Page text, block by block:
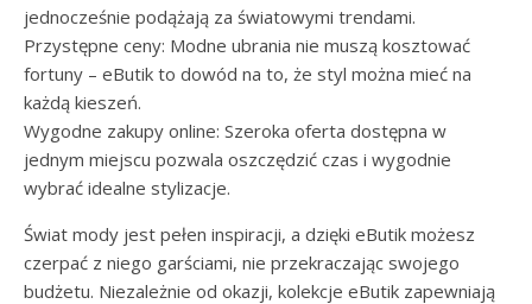
jednocześnie podążają za światowymi trendami.
Przystępne ceny: Modne ubrania nie muszą kosztować
fortuny – eButik to dowód na to, że styl można mieć na
każdą kieszeń.
Wygodne zakupy online: Szeroka oferta dostępna w
jednym miejscu pozwala oszczędzić czas i wygodnie
wybrać idealne stylizacje.
Świat mody jest pełen inspiracji, a dzięki eButik możesz
czerpać z niego garściami, nie przekraczając swojego
budżetu. Niezależnie od okazji, kolekcje eButik zapewniają